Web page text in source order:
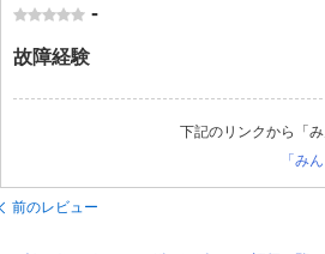
-
故障経験
下記のリンクから「
「み
前のレビュー